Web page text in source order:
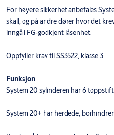
For høyere sikkerhet anbefales
skall, og på andre dører hvor det
inngå i FG-godkjent låsenhet.
Oppfyller krav til SS3522, klasse 3.
Funksjon
System 20 sylinderen har 6
System 20+ har herdede,